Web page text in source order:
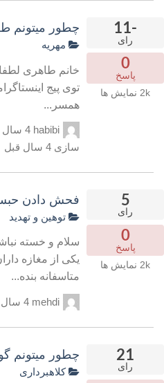
-11
رای
0
پاسخ
2k
نمایش ها
چطور میتونم
مهریه
خانم طاهری لطفا
توی پیج
همسر...
habibi 4 سال قبل
سازی 4 سال قبل
5
رای
0
پاسخ
2k
نمایش ها
فحش دادن
توهین و تهدید
سلام و خسته
یکی از مغازه
متاسفانه بنده...
mehdi 4 سال قبل
21
رای
چطور میتونم
کلاهبرداری